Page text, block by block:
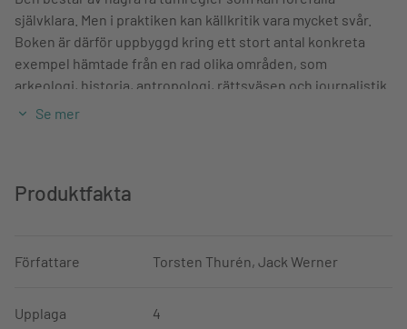
självklara. Men i praktiken kan källkritik vara mycket svår.
Boken är därför uppbyggd kring ett stort antal konkreta
exempel hämtade från en rad olika områden, som
arkeologi, historia, antropologi, rättsväsen och journalistik.
Den 4:e upplagan har genomgått en grundlig revidering.
Werner. Han diskuterar källkritiska problem relaterade till
humaniora och samhällsvetenskap. Men källkritik berör alla
sant och vad som är falskt. Därför är boken av intresse för
Se mer
Produktfakta
Författare Torsten Thurén, Jack Werner
Upplaga 4